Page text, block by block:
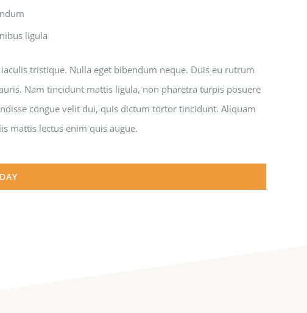
ligula
tristique. Nulla eget bibendum neque. Duis eu rutrum
Nam tincidunt mattis ligula, non pharetra turpis posuere
congue velit dui, quis dictum tortor tincidunt. Aliquam
mattis lectus enim quis augue.